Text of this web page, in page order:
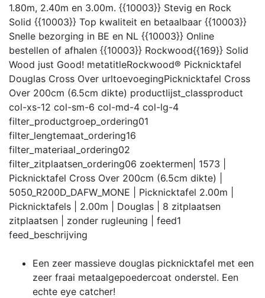
1.80m, 2.40m en 3.00m. {{10003}} Stevig en Rock
Solid {{10003}} Top kwaliteit en betaalbaar {{10003}}
Snelle bezorging in BE en NL {{10003}} Online
bestellen of afhalen {{10003}} Rockwood{{169}} Solid
Wood just Good! metatitleRockwood® Picknicktafel
Douglas Cross Over urltoevoegingPicknicktafel Cross
Over 200cm (6.5cm dikte) productlijst_classproduct
col-xs-12 col-sm-6 col-md-4 col-lg-4
filter_productgroep_ordering01
filter_lengtemaat_ordering16
filter_materiaal_ordering02
filter_zitplaatsen_ordering06 zoektermen | 1573 |
Picknicktafel Cross Over 200cm (6.5cm dikte) |
5050_R200D_DAFW_MONE | Picknicktafel 2.00m |
Picknicktafels | 2.00m | Douglas | 8 zitplaatsen
zitplaatsen | zonder rugleuning |
feed1
feed_beschrijving
Een zeer massieve douglas picknicktafel met een
zeer fraai metaalgepoedercoat onderstel. Een
echte eye catcher!